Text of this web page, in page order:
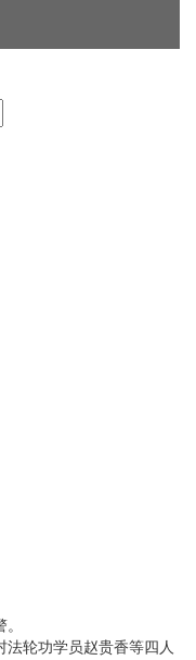
轮功学员赵贵香等四人